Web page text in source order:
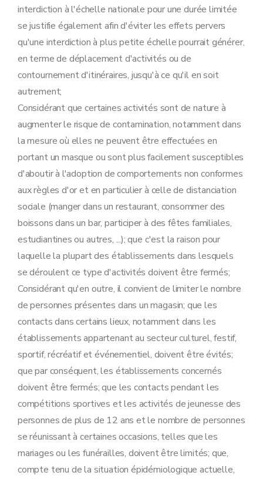
interdiction à l'échelle nationale pour une durée limitée
se justifie également afin d'éviter les effets pervers
qu'une interdiction à plus petite échelle pourrait générer,
en terme de déplacement d'activités ou de
contournement d'itinéraires, jusqu'à ce qu'il en soit
autrement;
Considérant que certaines activités sont de nature à
augmenter le risque de contamination, notamment dans
la mesure où elles ne peuvent être effectuées en
portant un masque ou sont plus facilement susceptibles
d'aboutir à l'adoption de comportements non conformes
aux règles d'or et en particulier à celle de distanciation
sociale (manger dans un restaurant, consommer des
boissons dans un bar, participer à des fêtes familiales,
estudiantines ou autres, ...); que c'est la raison pour
laquelle la plupart des établissements dans lesquels
se déroulent ce type d'activités doivent être fermés;
Considérant qu'en outre, il convient de limiter le nombre
de personnes présentes dans un magasin; que les
contacts dans certains lieux, notamment dans les
établissements appartenant au secteur culturel, festif,
sportif, récréatif et événementiel, doivent être évités;
que par conséquent, les établissements concernés
doivent être fermés; que les contacts pendant les
compétitions sportives et les activités de jeunesse des
personnes de plus de 12 ans et le nombre de personnes
se réunissant à certaines occasions, telles que les
mariages ou les funérailles, doivent être limités; que,
compte tenu de la situation épidémiologique actuelle,